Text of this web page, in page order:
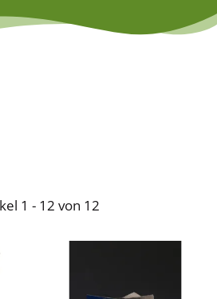
1 - 12 von 12